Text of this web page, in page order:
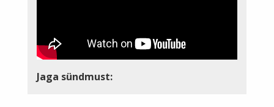
Jaga sündmust: